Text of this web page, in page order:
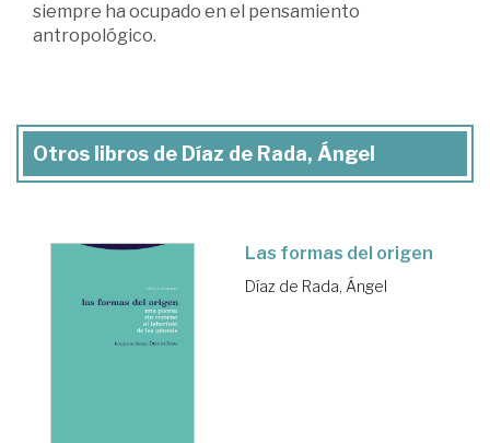
siempre ha ocupado en el pensamiento
antropológico.
Otros libros de Díaz de Rada, Ángel
Las formas del origen
Díaz de Rada, Ángel